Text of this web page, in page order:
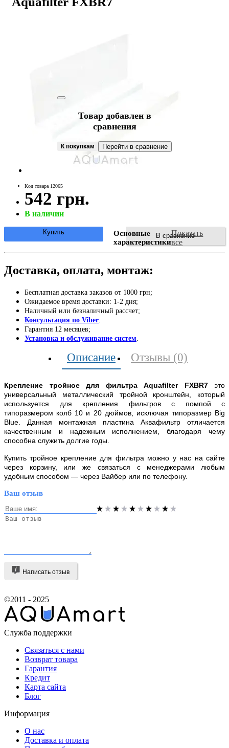
Код товара 12065
542 грн.
В наличии
В сравнение
Купить
Основные
характеристики
Показать
все
Доставка, оплата, монтаж:
Бесплатная доставка заказов от 1000 грн;
Ожидаемое время доставки: 1-2 дня;
Наличный или безналичный рассчет;
Консультация по Viber
Гарантия 12 месяцев;
Установка и обслуживание систем
Описание Отзывы (0)
Крепление тройное для фильтра Aquafilter FXBR7это
универсальный металлический тройной кронштейн, который
используется для крепления фильтров с помпой с
типоразмером колб 10 и 20 дюймов, исключая типоразмер Big
Blue. Данная монтажная пластина Аквафильтр отличается
качественным и надежным исполнением, благодаря чему
способна служить долгие годы.
Купить тройное крепление для фильтра можно у нас на сайте
через корзину, или же связаться с менеджерами любым
удобным способом — через Вайбер или по телефону.
Ваш отзыв
Написать отзыв
©2011 - 2025
Служба поддержки
Связаться с нами
Возврат товара
Гарантия
Кредит
Карта сайта
Блог
Информация
О нас
Доставка и оплата
Товар добавлен в
сравнения
К покупкам Перейти в сравнение